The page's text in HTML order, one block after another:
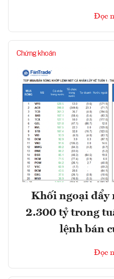
Đọc
Chứng khoán
Khối ngoại đẩy
2.300 tỷ trong
lệnh bán
Đọc